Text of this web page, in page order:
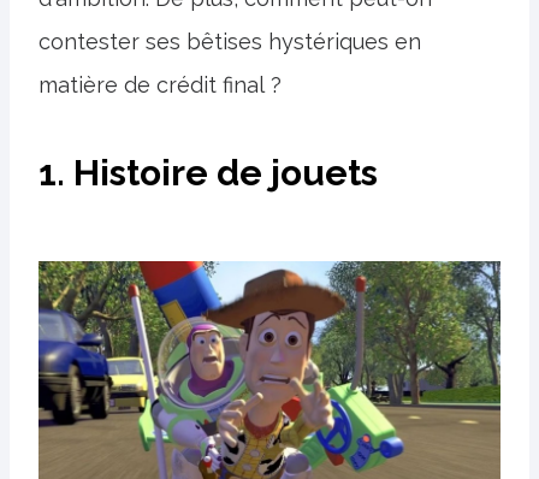
contester ses bêtises hystériques en
matière de crédit final ?
1. Histoire de jouets